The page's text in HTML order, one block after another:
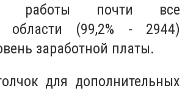
работы почти все
области (99,2% - 2944)
заработной платы.
для дополнительных